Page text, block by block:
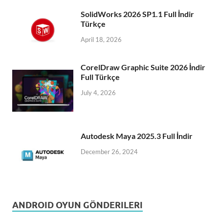
SolidWorks 2026 SP1.1 Full İndir
Türkçe
April 18, 2026
CorelDraw Graphic Suite 2026 İndir
Full Türkçe
July 4, 2026
Autodesk Maya 2025.3 Full İndir
December 26, 2024
ANDROID OYUN GÖNDERILERI